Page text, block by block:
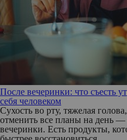
После вечеринки: что съесть
себя человеком
Сухость во рту, тяжелая
отменить все планы на день —
вечеринки. Есть продукты,